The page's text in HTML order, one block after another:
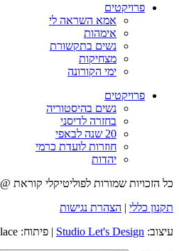
פרויקטים
אמא השראה לי
אימהות
נשים בתקשורת
מצחיקות
ימי הקורונה
פרויקטים
נשים בהיסטוריה
בחזרה לדיסני
20 שנה לבאפי
חוזרות לועדת כרמי
יהדות
כל הזכויות שמורות לפוליטיקלי קוראת @ 2022
תקנון כללי | הצהרת נגישות
עיצוב: Studio Let's Design | פיתוח: ePlace